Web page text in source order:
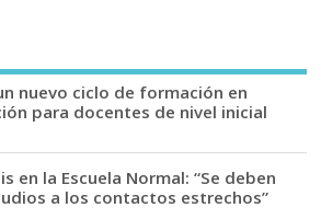
nuevo ciclo de formación en
para docentes de nivel inicial
en la Escuela Normal: “Se deben
a los contactos estrechos”